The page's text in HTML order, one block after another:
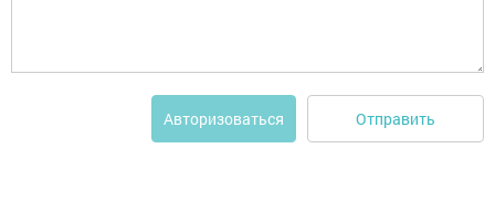
Авторизоваться Отправить